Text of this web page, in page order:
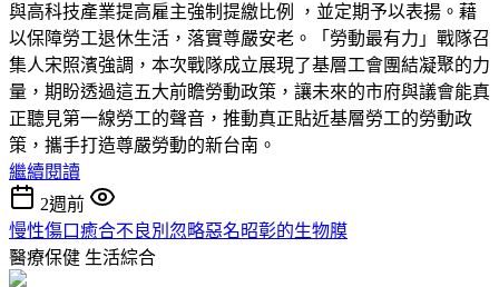
與高科技產業提高雇主強制提繳比例 ，並定期予以表揚。藉
以保障勞工退休生活，落實尊嚴安老。「勞動最有力」戰隊召
集人宋照濱強調，本次戰隊成立展現了基層工會團結凝聚的力
量，期盼透過這五大前瞻勞動政策，讓未來的市府與議會能真
正聽見第一線勞工的聲音，推動真正貼近基層勞工的勞動政
策，攜手打造尊嚴勞動的新台南。
繼續閱讀
2週前
慢性傷口癒合不良別忽略惡名昭彰的生物膜
醫療保健 生活綜合